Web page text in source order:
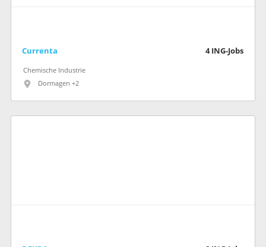
Currenta 4 ING-Jobs
Chemische Industrie
Dormagen +2